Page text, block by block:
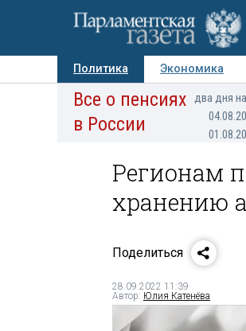
Политика Экономика
Авторы Персоны
Все о пенсиях
в России
два дня
Регионам
хранению
Поделиться
28.09.2022 11:39
Автор: Юлия Катенёва